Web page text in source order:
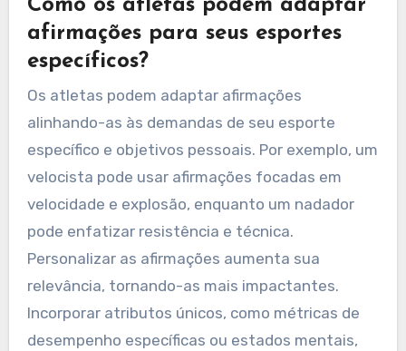
Como os atletas podem adaptar
afirmações para seus esportes
específicos?
Os atletas podem adaptar afirmações
alinhando-as às demandas de seu esporte
específico e objetivos pessoais. Por exemplo, um
velocista pode usar afirmações focadas em
velocidade e explosão, enquanto um nadador
pode enfatizar resistência e técnica.
Personalizar as afirmações aumenta sua
relevância, tornando-as mais impactantes.
Incorporar atributos únicos, como métricas de
desempenho específicas ou estados mentais,